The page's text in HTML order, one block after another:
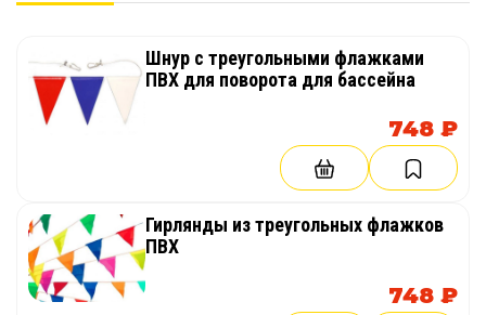
Шнур с треугольными флажками
ПВХ для поворота для бассейна
748 ₽
Гирлянды из треугольных флажков
ПВХ
748 ₽